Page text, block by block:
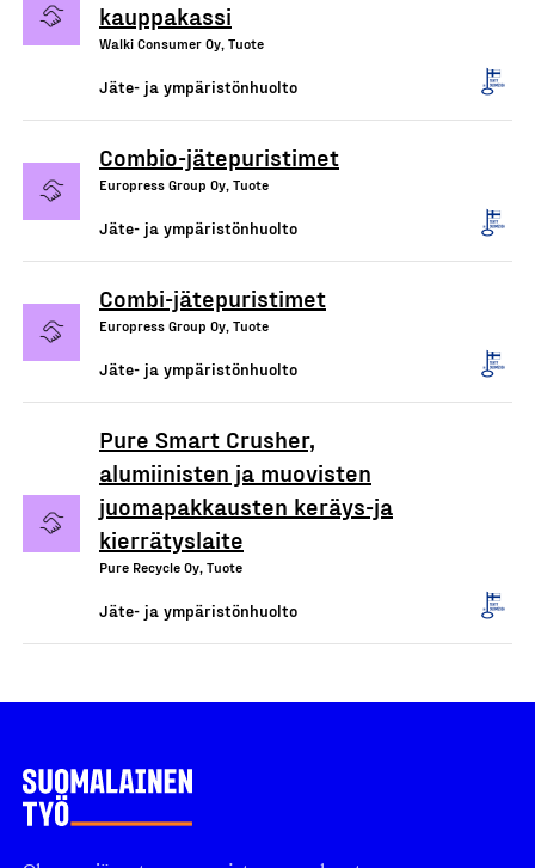
kauppakassi
Walki Consumer Oy, Tuote
Jäte- ja ympäristönhuolto
Combio-jätepuristimet
Europress Group Oy, Tuote
Jäte- ja ympäristönhuolto
Combi-jätepuristimet
Europress Group Oy, Tuote
Jäte- ja ympäristönhuolto
Pure Smart Crusher,
alumiinisten ja muovisten
juomapakkausten keräys-ja
kierrätyslaite
Pure Recycle Oy, Tuote
Jäte- ja ympäristönhuolto